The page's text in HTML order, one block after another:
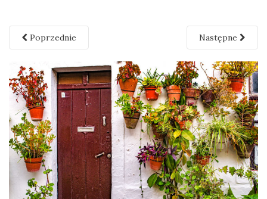
Poprzednie Następne